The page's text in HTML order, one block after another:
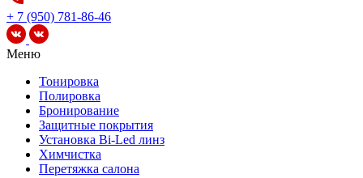
+ 7 (950) 781-86-46
Меню
Тонировка
Полировка
Бронирование
Защитные покрытия
Установка Bi-Led линз
Химчистка
Перетяжка салона